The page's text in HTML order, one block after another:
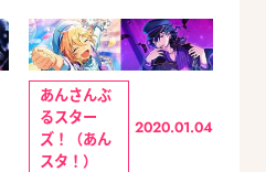
あんさんぶ
るスター
ズ！（あん
スタ！）
2020.01.04